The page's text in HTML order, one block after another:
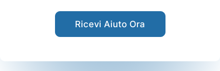
Ricevi Aiuto Ora